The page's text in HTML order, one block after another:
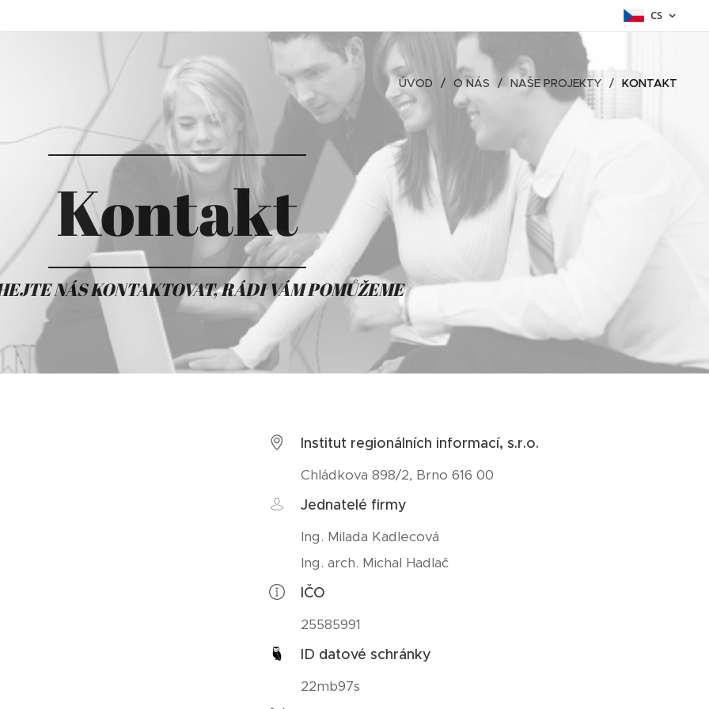
CS
ÚVOD O NÁS NAŠE PROJEKTY KONTAKT
Kontakt
NÁS KONTAKTOVAT, RÁDI VÁM POMŮŽEME
Institut regionálních informací, s.r.o.
Chládkova 898/2, Brno 616 00
Jednatelé firmy
Ing. Milada Kadlecová
Ing. arch. Michal Hadlač
IČO
25585991
ID datové schránky
22mb97s